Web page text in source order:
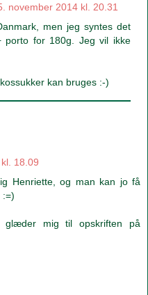
november 2014 kl. 20.31
men jeg syntes det
porto for 180g. Jeg vil ikke
kan bruges :-)
18.09
Henriette, og man kan jo få
:=)
mig til opskriften på